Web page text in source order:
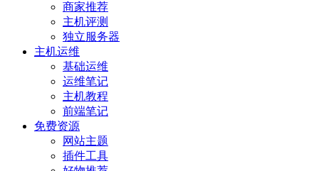
商家推荐
主机评测
独立服务器
主机运维
基础运维
运维笔记
主机教程
前端笔记
免费资源
网站主题
插件工具